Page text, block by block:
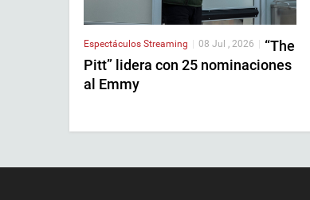
Espectáculos Streaming 08 Jul , 2026
“The
Pitt” lidera con 25 nominaciones
al Emmy